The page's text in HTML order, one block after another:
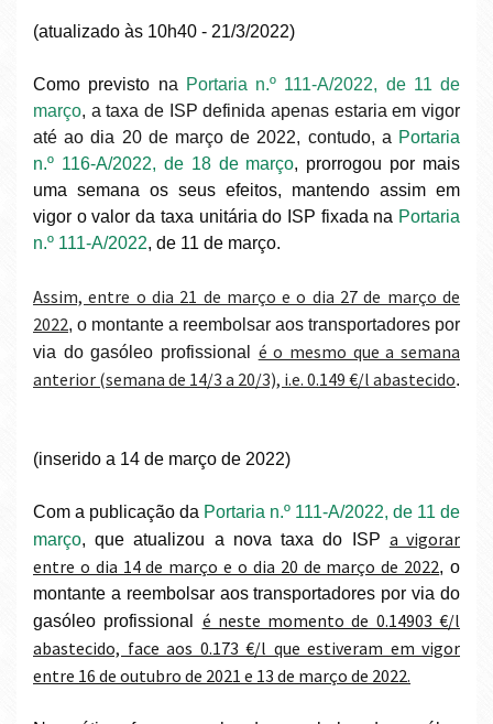
(atualizado às 10h40 - 21/3/2022)
Como previsto na Portaria n.º 111-A/2022, de 11 de
março, a taxa de ISP definida apenas estaria em vigor
até ao dia 20 de março de 2022, contudo, a Portaria
n.º 116-A/2022, de 18 de março, prorrogou por mais
uma semana os seus efeitos, mantendo assim em
vigor o valor da taxa unitária do ISP fixada na Portaria
n.º 111-A/2022, de 11 de março.
Assim, entre o dia 21 de março e o dia 27 de março de
2022, o montante a reembolsar aos transportadores por
via do gasóleo profissional é o mesmo que a semana
anterior (semana de 14/3 a 20/3), i.e. 0.149 €/l abastecido.
(inserido a 14 de março de 2022)
Com a publicação da Portaria n.º 111-A/2022, de 11 de
março, que atualizou a nova taxa do ISP a vigorar
entre o dia 14 de março e o dia 20 de março de 2022, o
montante a reembolsar aos transportadores por via do
gasóleo profissional é neste momento de 0.14903 €/l
abastecido, face aos 0.173 €/l que estiveram em vigor
entre 16 de outubro de 2021 e 13 de março de 2022.